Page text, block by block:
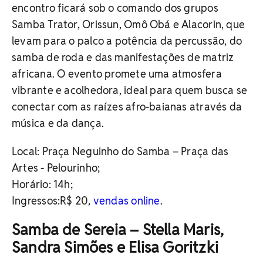
encontro ficará sob o comando dos grupos
Samba Trator, Orissun, Omô Obá e Alacorin, que
levam para o palco a potência da percussão, do
samba de roda e das manifestações de matriz
africana. O evento promete uma atmosfera
vibrante e acolhedora, ideal para quem busca se
conectar com as raízes afro-baianas através da
música e da dança.
Local: Praça Neguinho do Samba – Praça das
Artes - Pelourinho;
Horário: 14h;
Ingressos:R$ 20, vendas online.
Samba de Sereia – Stella Maris,
Sandra Simões e Elisa Goritzki